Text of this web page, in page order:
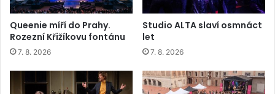
Queenie míří do Prahy.
Rozezní Křižíkovu fontánu
7. 8. 2026
Studio ALTA slaví osmnáct
let
7. 8. 2026